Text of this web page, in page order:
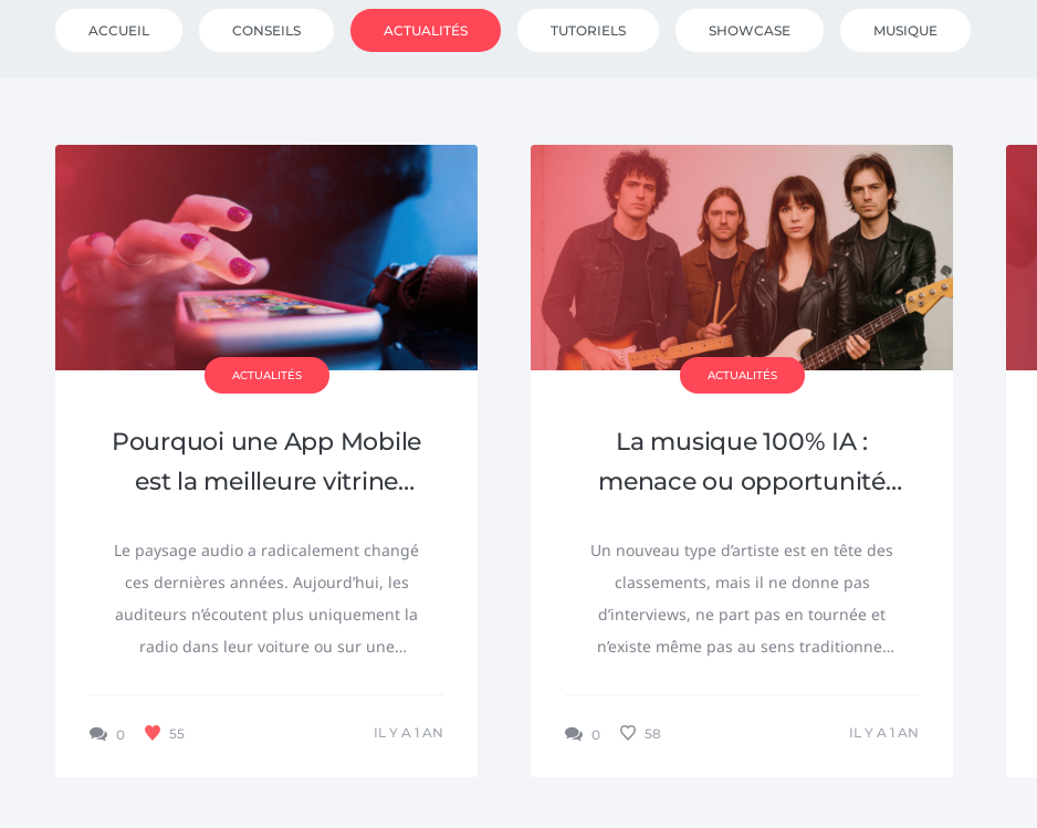
ACCUEIL CONSEILS ACTUALITÉS TUTORIELS SHOWCASE MUSIQUE
ACTUALITÉS
Pourquoi une App Mobile
est la meilleure vitrine
Le paysage audio a radicalement changé
ces dernières années. Aujourd’hui, les
auditeurs n’écoutent plus uniquement la
radio dans leur voiture ou sur une
0 55 IL Y A 1 AN
ACTUALITÉS
La musique 100% IA :
menace ou opportunité
Un nouveau type d’artiste est en tête des
classements, mais il ne donne pas
d’interviews, ne part pas en tournée et
n’existe même pas au sens traditionnel
0 58 IL Y A 1 AN